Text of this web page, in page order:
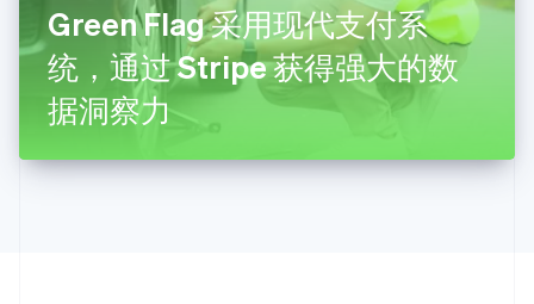
Green Flag 采用现代支付系
统，通过 Stripe 获得强大的数
据洞察力
罗马尼亚
English
马尔他
English
马来西亚
English 简体中文
美国